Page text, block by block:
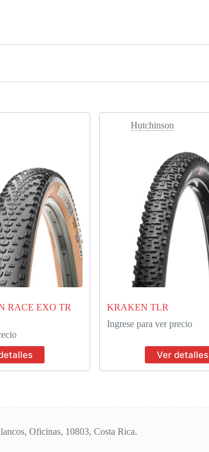
RACE EXO TR
Hutchinson
KRAKEN TLR
Ingrese para ver precio
Ver detalles
Oficinas, 10803, Costa Rica.